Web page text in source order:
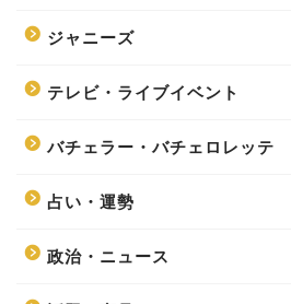
ジャニーズ
テレビ・ライブイベント
バチェラー・バチェロレッテ
占い・運勢
政治・ニュース